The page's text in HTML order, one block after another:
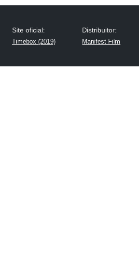
Site oficial:
Timebox (2019)
Distribuitor:
Manifest Film